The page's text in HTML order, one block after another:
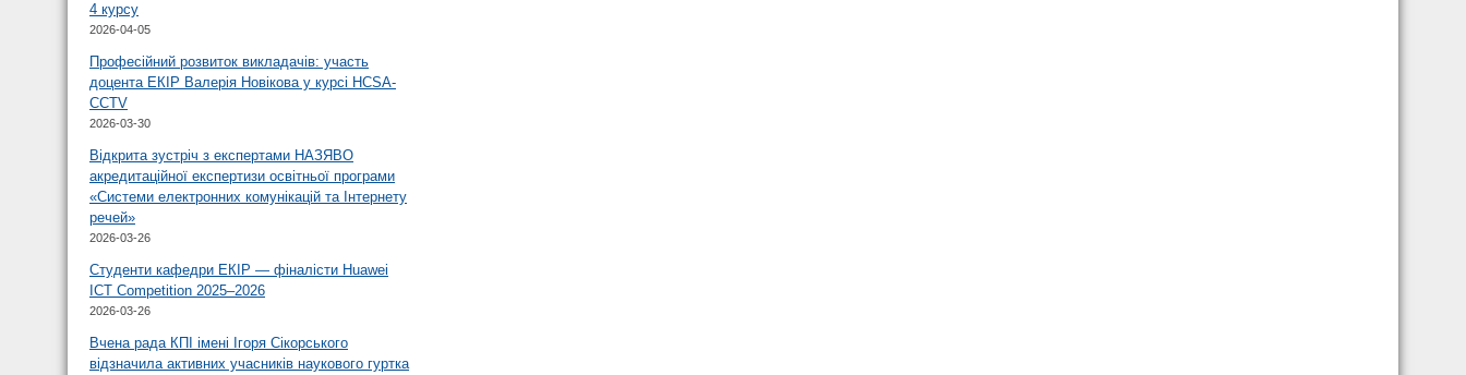
4 курсу
2026-04-05
Професійний розвиток викладачів: участь
доцента ЕКІР Валерія Новікова у курсі HCSA-
CCTV
2026-03-30
Відкрита зустріч з експертами НАЗЯВО
акредитаційної експертизи освітньої програми
«Системи електронних комунікацій та Інтернету
речей»
2026-03-26
Студенти кафедри ЕКІР — фіналісти Huawei
ICT Competition 2025–2026
2026-03-26
Вчена рада КПІ імені Ігоря Сікорського
відзначила активних учасників наукового гуртка